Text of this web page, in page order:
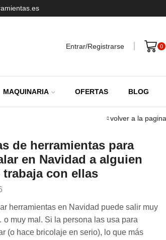
Entrar/Registrarse 0
MAQUINARIA OFERTAS BLOG
volver a la
de herramientas para
en Navidad a alguien
trabaja con ellas
herramientas en Navidad puede salir muy
muy mal. Si la persona las usa para
(o hace bricolaje en serio), lo que más